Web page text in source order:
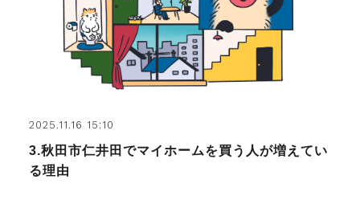
2025.11.16 15:10
3.秋田市仁井田でマイホームを買う人が増えてい
る理由